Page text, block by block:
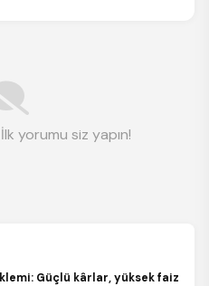
yorumu siz yapın!
Güçlü kârlar, yüksek faiz